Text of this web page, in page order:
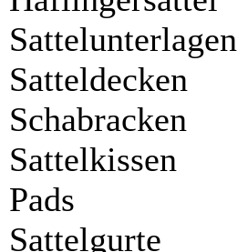
Sattelunterlagen
Satteldecken
Schabracken
Sattelkissen
Pads
Sattelgurte